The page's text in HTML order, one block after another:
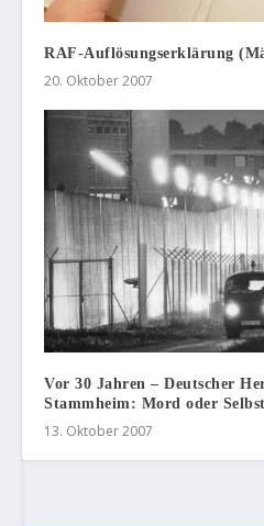
RAF-Auflösungserklärung
20. Oktober 2007
Vor 30 Jahren – Deutscher
Stammheim: Mord oder
13. Oktober 2007